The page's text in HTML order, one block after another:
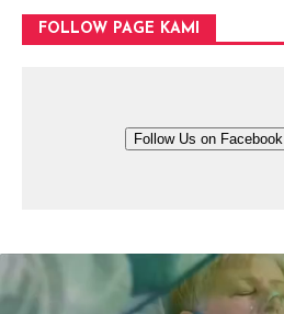
FOLLOW PAGE KAMI
Follow Us on Facebook